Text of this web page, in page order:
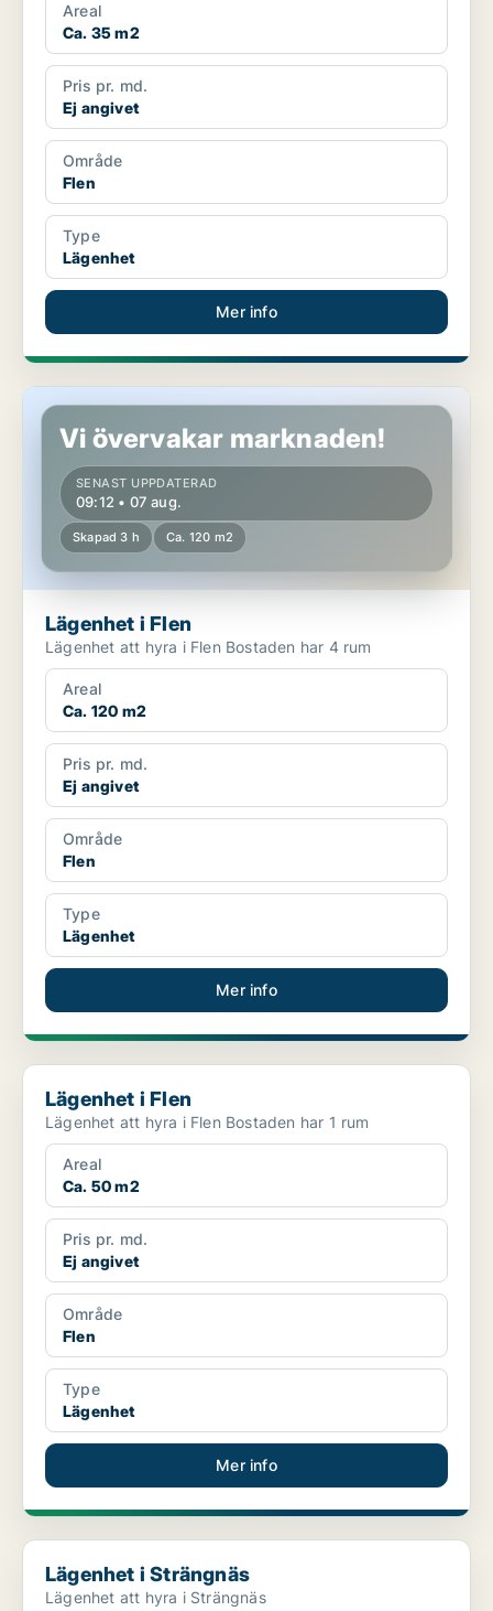
Areal
Ca. 35 m2
Pris pr. md.
Ej angivet
Område
Flen
Type
Lägenhet
Mer info
Lägenhet i Flen
Vi övervakar marknaden!
SENAST UPPDATERAD
09:12 • 07 aug.
Skapad 3 h Ca. 120 m2
Lägenhet i Flen
Lägenhet att hyra i Flen Bostaden har 4 rum
Areal
Ca. 120 m2
Pris pr. md.
Ej angivet
Område
Flen
Type
Lägenhet
Mer info
Lägenhet i Flen
Lägenhet i Flen
Lägenhet att hyra i Flen Bostaden har 1 rum
Areal
Ca. 50 m2
Pris pr. md.
Ej angivet
Område
Flen
Type
Lägenhet
Mer info
Lägenhet i Strängnäs
Lägenhet i Strängnäs
Lägenhet att hyra i Strängnäs